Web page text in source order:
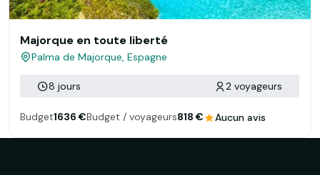
Majorque en toute liberté
Palma de Majorque, Espagne
8 jours 2 voyageurs
Budget1636 €Budget / voyageurs818 € Aucun avis